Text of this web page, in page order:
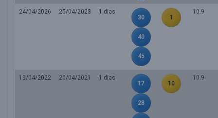
24/04/2026 25/04/2023
1 dias
30
40
45
1
10.9
19/04/2022 20/04/2021
1 dias
17
28
10
10.9